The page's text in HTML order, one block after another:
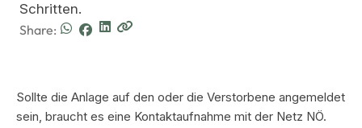
Schritten.
Share:
Sollte die Anlage auf den oder die Verstorbene angemeldet
sein, braucht es eine Kontaktaufnahme mit der Netz NÖ.